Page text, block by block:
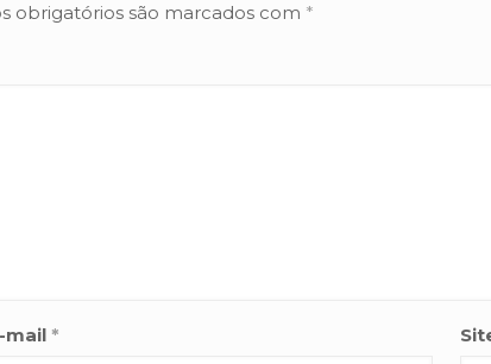
obrigatórios são marcados com *
mail *